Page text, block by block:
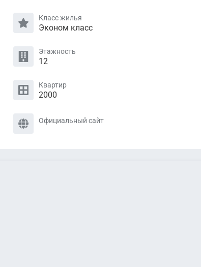
Класс жилья
Эконом класс
Этажность
12
Квартир
2000
Официальный сайт